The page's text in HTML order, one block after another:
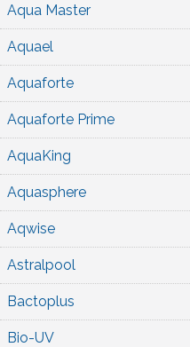
Aqua Master
Aquael
Aquaforte
Aquaforte Prime
AquaKing
Aquasphere
Aqwise
Astralpool
Bactoplus
Bio-UV